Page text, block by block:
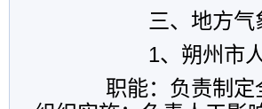
三、地方气
1、朔州市
职能： 负责制定